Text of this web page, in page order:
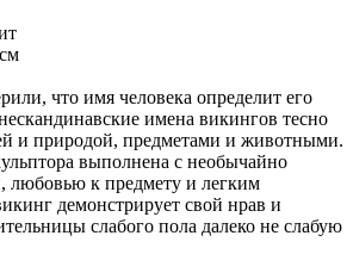
что имя человека определит его
имена викингов тесно
и природой, предметами и животными.
выполнена с необычайно
любовью к предмету и легким
демонстрирует свой нрав и
слабого пола далеко не слабую